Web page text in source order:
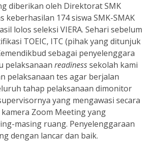
diberikan oleh Direktorat SMK
keberhasilan 174 siswa SMK-SMAK
lolos seleksi VIERA. Sehari sebelum
TOEIC, ITC (pihak yang ditunjuk
sebagai penyelenggara
pelaksanaan readinesssekolah kami
pelaksanaan tes agar berjalan
tahap pelaksanaan dimonitor
yang mengawasi secara
Zoom Meeting yang
masing ruang. Penyelenggaraan
dengan lancar dan baik.